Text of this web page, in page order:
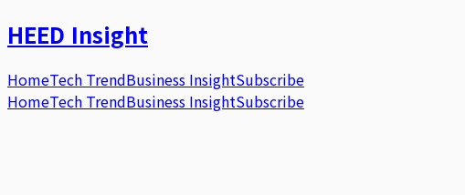
HEED Insight
HomeTech TrendBusiness InsightSubscribe
HomeTech TrendBusiness InsightSubscribe